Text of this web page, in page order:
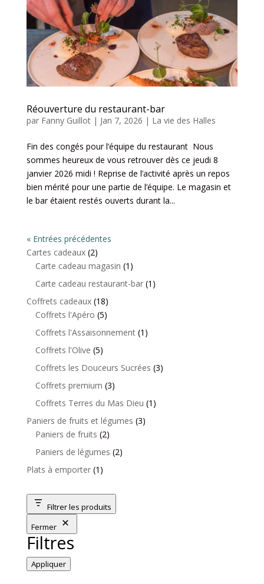
Réouverture du restaurant-bar
par Fanny Guillot| Jan 7, 2026 | La vie des Halles
Fin des congés pour l’équipe du restaurant Nous
sommes heureux de vous retrouver dès ce jeudi 8
janvier 2026 midi ! Reprise de l’activité après un repos
bien mérité pour une partie de l’équipe. Le magasin et
le bar étaient restés ouverts durant la...
« Entrées précédentes
Cartes cadeaux 22
produits
Carte cadeau magasin 1 1
produit
Carte cadeau restaurant-bar 1 1
Coffrets cadeaux 1818
produits
Coffrets l'Apéro 55
produits
Coffrets l'Assaisonnement 1 1
Coffrets l'Olive 55
produits
Coffrets les Douceurs Sucrées 33
Coffrets premium 33
produits
Coffrets Terres du Mas Dieu 1 1
Paniers de fruits et légumes 33
Paniers de fruits 22
produits
Paniers de légumes 22
Plats à emporter 1 1
Filtrer les produits
Fermer
Filtres
Appliquer